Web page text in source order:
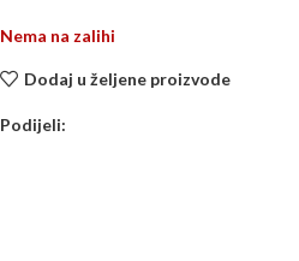
Nema na zalihi
Dodaj u željene proizvode
Podijeli: